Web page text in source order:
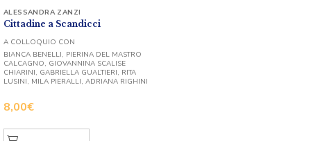
Cittadine a Scandicci
8,00€
ALESSANDRA ZANZI
A COLLOQUIO CON
BIANCA BENELLI, PIERINA DEL MASTRO
CALCAGNO, GIOVANNINA SCALISE
CHIARINI, GABRIELLA GUALTIERI, RITA
LUSINI, MILA PIERALLI, ADRIANA RIGHINI